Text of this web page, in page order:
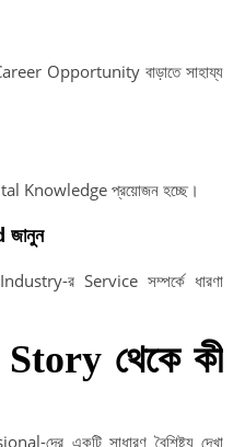
Opportunity বাড়াতে সাহায্য
Knowledge প্রয়োজন হচ্ছে।
র Service সম্পর্কে ধারণা
Story থেকে কী
দের একটি সাধারণ বৈশিষ্ট্য দেখা